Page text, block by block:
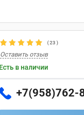
(23 )
Оставить отзыв
Есть в наличии
+7(958)762-